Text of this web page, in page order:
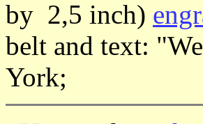
by 2,5 inch)
belt and text:
York;